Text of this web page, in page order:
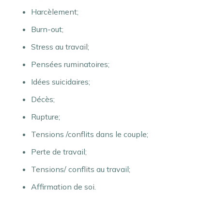
Harcèlement;
Burn-out;
Stress au travail;
Pensées ruminatoires;
Idées suicidaires;
Décès;
Rupture;
Tensions /conflits dans le couple;
Perte de travail;
Tensions/ conflits au travail;
Affirmation de soi.